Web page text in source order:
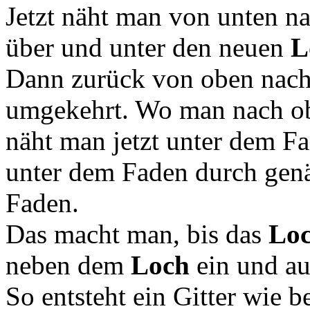
Jetzt näht man von unten
über und unter den neuen
Dann zurück von oben
umgekehrt. Wo man nach
näht man jetzt unter dem
unter dem Faden durch
Faden.
Das macht man, bis das
neben dem Loch ein und
So entsteht ein Gitter wie